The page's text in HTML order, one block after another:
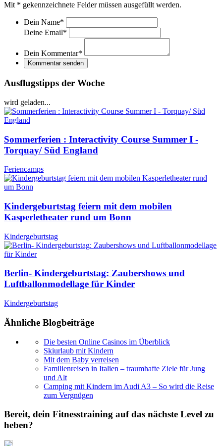
Mit * gekennzeichnete Felder müssen ausgefüllt werden.
Dein Name*
Deine Email*
Dein Kommentar*
Kommentar senden
Ausflugstipps der Woche
wird geladen...
Sommerferien : Interactivity Course Summer I -
Torquay/ Süd England
Feriencamps
Kindergeburtstag feiern mit dem mobilen
Kasperletheater rund um Bonn
Kindergeburtstag
Berlin- Kindergeburtstag: Zaubershows und
Luftballonmodellage für Kinder
Kindergeburtstag
Ähnliche Blogbeiträge
Die besten Online Casinos im Überblick
Skiurlaub mit Kindern
Mit dem Baby verreisen
Familienreisen in Italien – traumhafte Ziele für Jung
und Alt
Camping mit Kindern im Audi A3 – So wird die Reise
zum Vergnügen
Bereit, dein Fitnesstraining auf das nächste Level zu
heben?